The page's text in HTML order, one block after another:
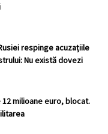
respinge acuzațiile
Nu există dovezi
milioane euro, blocat.